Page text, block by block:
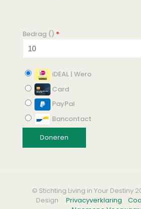
Bedrag () *
iDEAL | Wero
Card
PayPal
Bancontact
© Stichting Living in Your Destiny
Design
Privacyverklaring